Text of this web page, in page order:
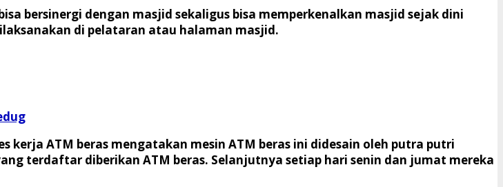
bersinergi dengan masjid sekaligus bisa memperkenalkan masjid sejak dini
di pelataran atau halaman masjid.
kerja ATM beras mengatakan mesin ATM beras ini didesain oleh putra putri
terdaftar diberikan ATM beras. Selanjutnya setiap hari senin dan jumat mereka